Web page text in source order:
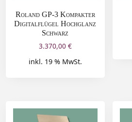
Roland GP‑3 Kompakter
Digitalflügel Hochglanz
Schwarz
3.370,00 €
inkl. 19 % MwSt.